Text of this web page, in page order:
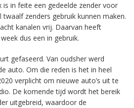
is in feite een gedeelde zender voor
zenders gebruik kunnen maken.
kanalen vrij. Daarvan heeft
dus een in gebruik.
gefaseerd. Van oudsher werd
auto. Om die reden is het in heel
verplicht om nieuwe auto’s uit te
De komende tijd wordt het bereik
uitgebreid, waardoor de